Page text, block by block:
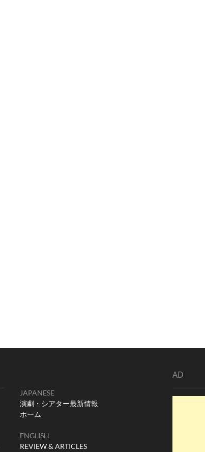
JAPANESE
演劇・シアター最新情報
ホーム
ENGLISH
REVIEW & ARTICLES
AD